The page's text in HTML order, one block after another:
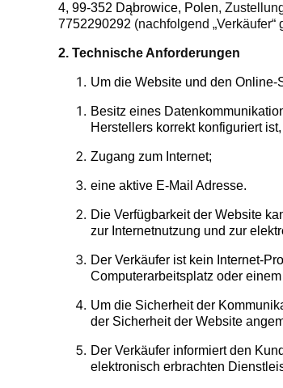
4, 99-352 Dąbrowice, Polen,
7752290292 (nachfolgend
2. Technische Anforderungen
Um die Website und den
Besitz eines
Herstellers korrekt konfiguriert
Zugang zum Internet;
eine aktive E-Mail Adresse.
Die Verfügbarkeit der Website
zur Internetnutzung und zur
Der Verkäufer ist kein Internet-
Computerarbeitsplatz oder
Um die Sicherheit der
der Sicherheit der Website
Der Verkäufer informiert den
elektronisch erbrachten